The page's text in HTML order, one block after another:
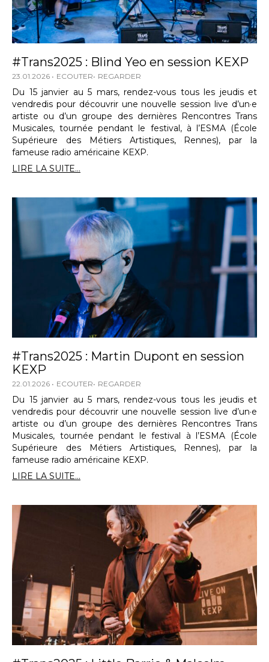
#Trans2025 : Blind Yeo en session KEXP
23.01.2026 ECOUTER REGARDER
Du 15 janvier au 5 mars, rendez-vous tous les jeudis et
vendredis pour découvrir une nouvelle session live d’un·e
artiste ou d’un groupe des dernières Rencontres Trans
Musicales, tournée pendant le festival, à l’ESMA (École
Supérieure des Métiers Artistiques, Rennes), par la
fameuse radio américaine KEXP.
LIRE LA SUITE...
#Trans2025 : Martin Dupont en session
KEXP
22.01.2026 ECOUTER REGARDER
Du 15 janvier au 5 mars, rendez-vous tous les jeudis et
vendredis pour découvrir une nouvelle session live d’un·e
artiste ou d’un groupe des dernières Rencontres Trans
Musicales, tournée pendant le festival à l’ESMA (École
Supérieure des Métiers Artistiques, Rennes), par la
fameuse radio américaine KEXP.
LIRE LA SUITE...